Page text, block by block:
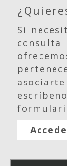
Si
consulta